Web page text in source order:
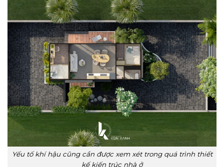
Yếu tố khí hậu cũng cần được xem xét trong quá trình thiết
kế kiến trúc nhà ở